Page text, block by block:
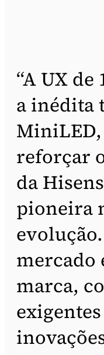
“A UX de
a inédita
MiniLED,
reforçar
da
pioneira
mercado
marca,